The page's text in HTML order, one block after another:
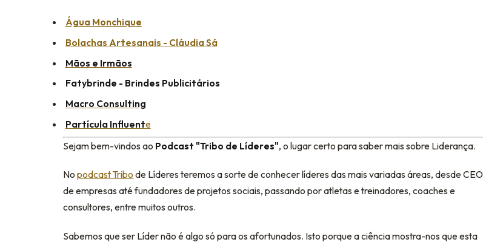
Água Monchique
Bolachas Artesanais - Cláudia Sá
Mãos e Irmãos
Fatybrinde - Brindes Publicitários
Macro Consulting
Partícula Influente
Sejam bem-vindos ao Podcast "Tribo de Líderes", o lugar certo para saber mais sobre Liderança.
Nopodcast Tribo de Líderes teremos a sorte de conhecer líderes das mais variadas áreas, desde CEO
de empresas até fundadores de projetos sociais, passando por atletas e treinadores, coaches e
consultores, entre muitos outros.
Sabemos que ser Líder não é algo só para os afortunados. Isto porque a ciência mostra-nos que esta